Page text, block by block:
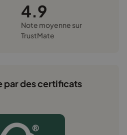
4.9
Note moyenne sur
TrustMate
par des certificats